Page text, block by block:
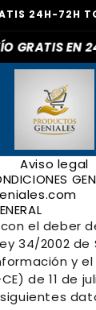
24H-72H
EN 24H
Aviso legal
el deber
34/2002 de
y
de 11 de